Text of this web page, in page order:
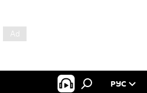
РУС